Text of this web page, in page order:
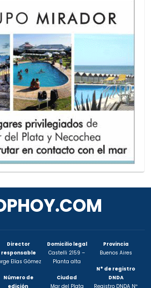
Director
responsable
Elías Gómez
Número de
edición
Domicilio legal
Castelli 2159 –
Planta alta
Ciudad
Mar del Plata
Provincia
Buenos Aires
N° de registro
DNDA
Registro DNDA Nº